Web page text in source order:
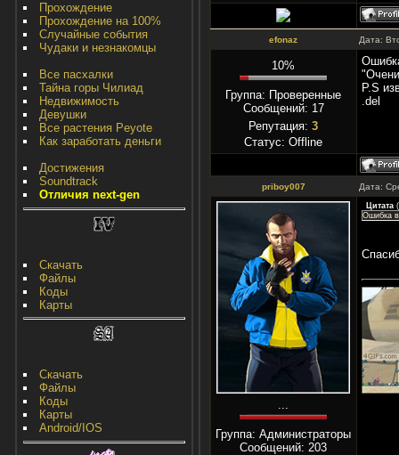
Прохождение
Прохождение на 100%
Случайные события
Чудаки и незнакомцы
Все пасхалки
Тайна горы Чилиад
Недвижимость
Девушки
Все растения Peyote
Как заработать деньги
Достижения
Soundtrack
Отличия next-gen
Скачать
Файлы
Коды
Карты
Скачать
Файлы
Коды
Карты
Android/IOS
efonaz Дата:
10%
Группа: Проверенные
Сообщений: 17
Репутация: 3
Статус: Offline
P.S
.del
priboy007 Дата:
...
Группа: Администраторы
Сообщений: 203
Цитата(
Ошибка в